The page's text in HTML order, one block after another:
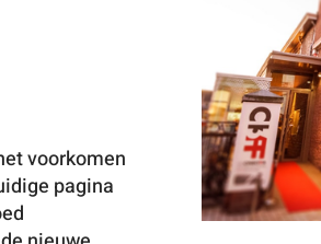
voorkomen
pagina